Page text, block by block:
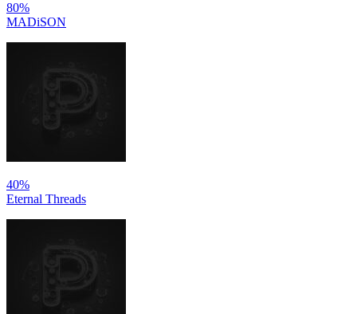
80%
MADiSON
40%
Eternal Threads